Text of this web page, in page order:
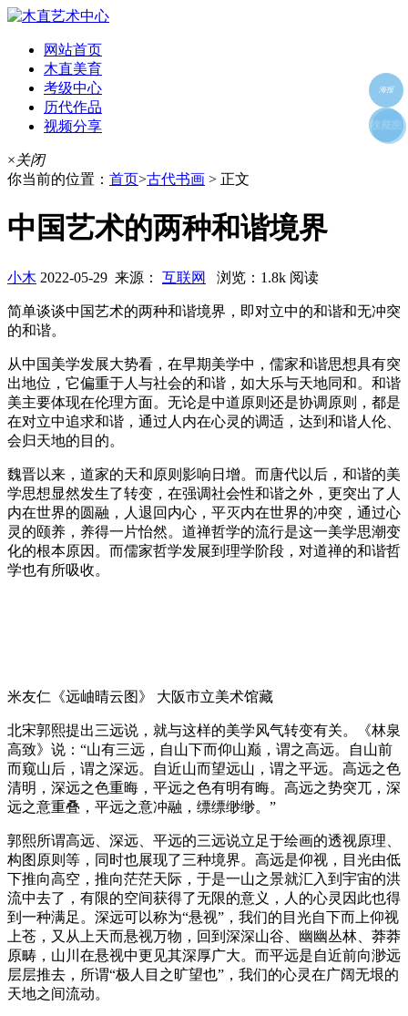
网站首页
木直美育
考级中心
历代作品
视频分享
×关闭
你当前的位置： 首页>古代书画 > 正文
中国艺术的两种和谐境界
小木 2022-05-29 来源： 互联网 浏览：1.8k 阅读
简单谈谈中国艺术的两种和谐境界，即对立中的和谐和无冲突
的和谐。
从中国美学发展大势看，在早期美学中，儒家和谐思想具有突
出地位，它偏重于人与社会的和谐，如大乐与天地同和。和谐
美主要体现在伦理方面。无论是中道原则还是协调原则，都是
在对立中追求和谐，通过人内在心灵的调适，达到和谐人伦、
会归天地的目的。
魏晋以来，道家的天和原则影响日增。而唐代以后，和谐的美
学思想显然发生了转变，在强调社会性和谐之外，更突出了人
内在世界的圆融，人退回内心，平灭内在世界的冲突，通过心
灵的颐养，养得一片怡然。道禅哲学的流行是这一美学思潮变
化的根本原因。而儒家哲学发展到理学阶段，对道禅的和谐哲
学也有所吸收。
米友仁《远岫晴云图》 大阪市立美术馆藏
北宋郭熙提出三远说，就与这样的美学风气转变有关。《林泉
高致》说：“山有三远，自山下而仰山巅，谓之高远。自山前
而窥山后，谓之深远。自近山而望远山，谓之平远。高远之色
清明，深远之色重晦，平远之色有明有晦。高远之势突兀，深
远之意重叠，平远之意冲融，缥缥缈缈。”
郭熙所谓高远、深远、平远的三远说立足于绘画的透视原理、
构图原则等，同时也展现了三种境界。高远是仰视，目光由低
下推向高空，推向茫茫天际，于是一山之景就汇入到宇宙的洪
流中去了，有限的空间获得了无限的意义，人的心灵因此也得
到一种满足。深远可以称为“悬视”，我们的目光自下而上仰视
上苍，又从上天而悬视万物，回到深深山谷、幽幽丛林、莽莽
原畴，山川在悬视中更见其深厚广大。而平远是自近前向渺远
层层推去，所谓“极人目之旷望也”，我们的心灵在广阔无垠的
天地之间流动。
海报
好友
朋友圈
收藏夹